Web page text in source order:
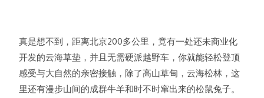
真是想不到，距离北京200多公里，竟有一处还未商业化
开发的云海草垫，并且无需硬派越野车，你就能轻松登顶
感受与大自然的亲密接触，除了高山草甸，云海松林，这
里还有漫步山间的成群牛羊和时不时窜出来的松鼠兔子。